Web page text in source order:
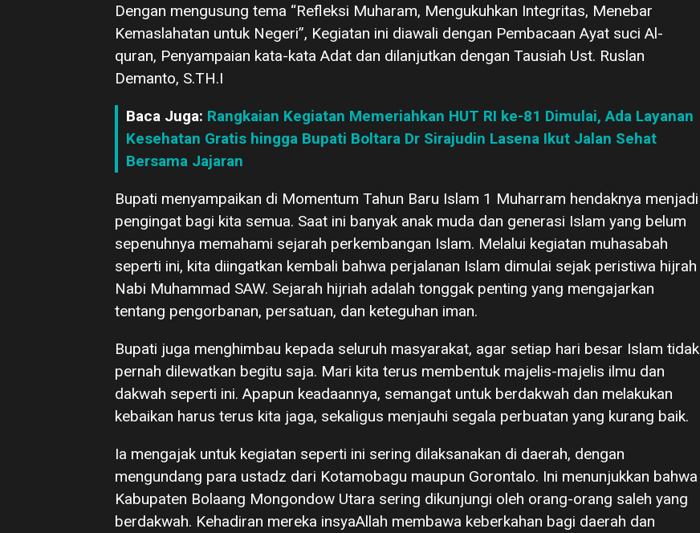
Dengan mengusung tema “Refleksi Muharam, Mengukuhkan Integritas, Menebar
Kemaslahatan untuk Negeri”, Kegiatan ini diawali dengan Pembacaan Ayat suci Al-
quran, Penyampaian kata-kata Adat dan dilanjutkan dengan Tausiah Ust. Ruslan
Demanto, S.TH.I
Baca Juga: Rangkaian Kegiatan Memeriahkan HUT RI ke-81 Dimulai, Ada Layanan
Kesehatan Gratis hingga Bupati Boltara Dr Sirajudin Lasena Ikut Jalan Sehat
Bersama Jajaran
Bupati menyampaikan di Momentum Tahun Baru Islam 1 Muharram hendaknya menjadi
pengingat bagi kita semua. Saat ini banyak anak muda dan generasi Islam yang belum
sepenuhnya memahami sejarah perkembangan Islam. Melalui kegiatan muhasabah
seperti ini, kita diingatkan kembali bahwa perjalanan Islam dimulai sejak peristiwa hijrah
Nabi Muhammad SAW. Sejarah hijriah adalah tonggak penting yang mengajarkan
tentang pengorbanan, persatuan, dan keteguhan iman.
Bupati juga menghimbau kepada seluruh masyarakat, agar setiap hari besar Islam tidak
pernah dilewatkan begitu saja. Mari kita terus membentuk majelis-majelis ilmu dan
dakwah seperti ini. Apapun keadaannya, semangat untuk berdakwah dan melakukan
kebaikan harus terus kita jaga, sekaligus menjauhi segala perbuatan yang kurang baik.
Ia mengajak untuk kegiatan seperti ini sering dilaksanakan di daerah, dengan
mengundang para ustadz dari Kotamobagu maupun Gorontalo. Ini menunjukkan bahwa
Kabupaten Bolaang Mongondow Utara sering dikunjungi oleh orang-orang saleh yang
berdakwah. Kehadiran mereka insyaAllah membawa keberkahan bagi daerah dan